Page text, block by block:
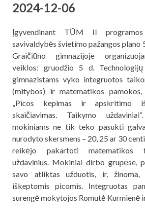
2024-12-06
Įgyvendinant TŪM II
savivaldybės švietimo pažangos plano
Graičiūno gimnazijoje
veiklos: gruodžio 5 d.
gimnazistams vyko integruotos
(mitybos) ir matematikos
„Picos kepimas ir apskritimo
skaičiavimas. Taikymo
mokiniams ne tik teko pasukti
nurodyto skersmens – 20, 25 ar 30
reikėjo pakartoti matematikos
uždavinius. Mokiniai dirbo grupėse,
savo atliktas užduotis, ir, žinoma,
iškeptomis picomis. Integruotas
surengė mokytojos Romutė Kurmienė